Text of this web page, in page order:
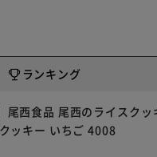
ランキング
尾西食品 尾西のライスク
ッキー いちご 4008